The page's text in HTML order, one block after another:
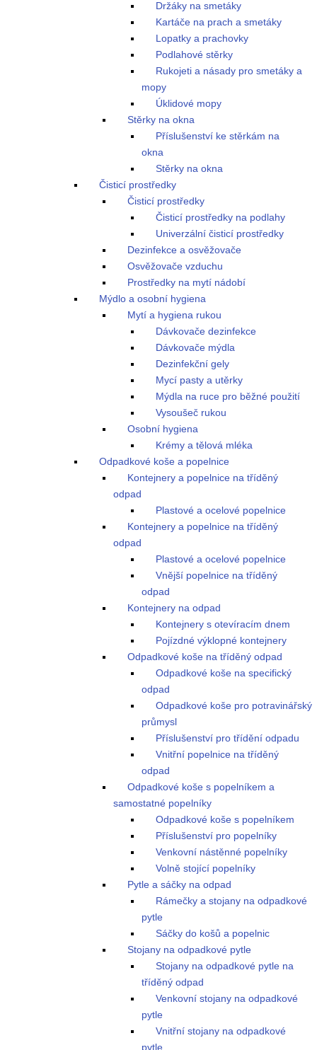
Držáky na smetáky
Kartáče na prach a smetáky
Lopatky a prachovky
Podlahové stěrky
Rukojeti a násady pro smetáky a
mopy
Úklidové mopy
Stěrky na okna
Příslušenství ke stěrkám na
okna
Stěrky na okna
Čisticí prostředky
Čisticí prostředky
Čisticí prostředky na podlahy
Univerzální čisticí prostředky
Dezinfekce a osvěžovače
Osvěžovače vzduchu
Prostředky na mytí nádobí
Mýdlo a osobní hygiena
Mytí a hygiena rukou
Dávkovače dezinfekce
Dávkovače mýdla
Dezinfekční gely
Mycí pasty a utěrky
Mýdla na ruce pro běžné použití
Vysoušeč rukou
Osobní hygiena
Krémy a tělová mléka
Odpadkové koše a popelnice
Kontejnery a popelnice na tříděný
odpad
Plastové a ocelové popelnice
Kontejnery a popelnice na tříděný
odpad
Plastové a ocelové popelnice
Vnější popelnice na tříděný
odpad
Kontejnery na odpad
Kontejnery s otevíracím dnem
Pojízdné výklopné kontejnery
Odpadkové koše na tříděný odpad
Odpadkové koše na specifický
odpad
Odpadkové koše pro potravinářský
průmysl
Příslušenství pro třídění odpadu
Vnitřní popelnice na tříděný
odpad
Odpadkové koše s popelníkem a
samostatné popelníky
Odpadkové koše s popelníkem
Příslušenství pro popelníky
Venkovní nástěnné popelníky
Volně stojící popelníky
Pytle a sáčky na odpad
Rámečky a stojany na odpadkové
pytle
Sáčky do košů a popelnic
Stojany na odpadkové pytle
Stojany na odpadkové pytle na
tříděný odpad
Venkovní stojany na odpadkové
pytle
Vnitřní stojany na odpadkové
pytle